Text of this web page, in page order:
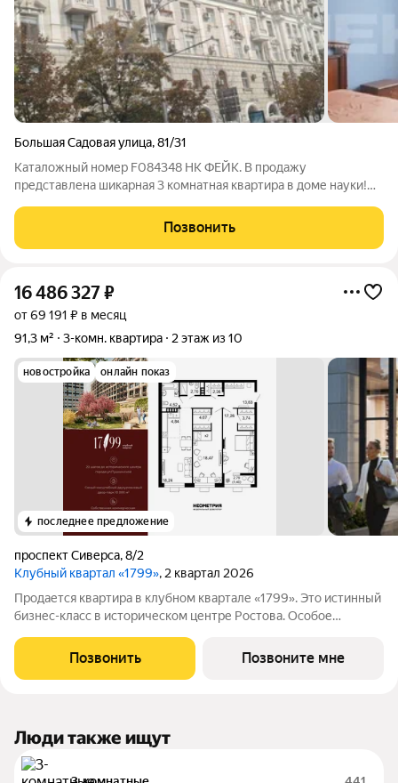
Большая Садовая улица,81/31
Каталожный номер F084348 НК ФЕЙК. В продажу
представлена шикарная 3 комнатная квартира в доме науки!
тишину и престижную локацию. Состояние квартиры: под
косметический ремонт (требуется
Позвонить
16 486 327₽
от 69 191 ₽ в месяц
91,3 м²
3-комн. квартира 2 этаж из 10
новостройка онлайн показ
последнее предложение
проспект Сиверса,8/2
Клубный квартал «1799», 2 квартал 2026
Продается квартира в клубном квартале «1799». Это истинный
бизнес-класс в историческом центре Ростова. Особое
ту жизнь, которая подходит вам. Где каждое мгновение
становится частью семейной
Позвонить Позвоните мне
Люди также ищут